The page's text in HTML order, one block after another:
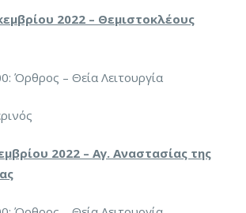
2022 – Θεμιστοκλέους
Όρθρος – Θεία Λειτουργία
2022 – Αγ. Αναστασίας της